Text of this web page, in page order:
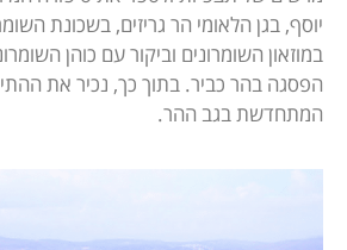
יוסף, בגן הלאומי הר גריזים, בשכונת
במוזאון השומרונים וביקור עם כוהן
הפסגה בהר כביר. בתוך כך, נכיר את
המתחדשת בגב ההר.